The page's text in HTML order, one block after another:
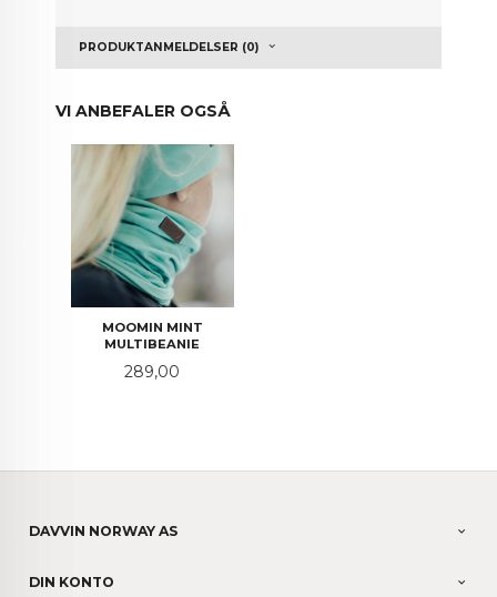
PRODUKTANMELDELSER (0)
VI ANBEFALER OGSÅ
MOOMIN MINT
MULTIBEANIE
Pris
289,00
DAVVIN NORWAY AS
DIN KONTO